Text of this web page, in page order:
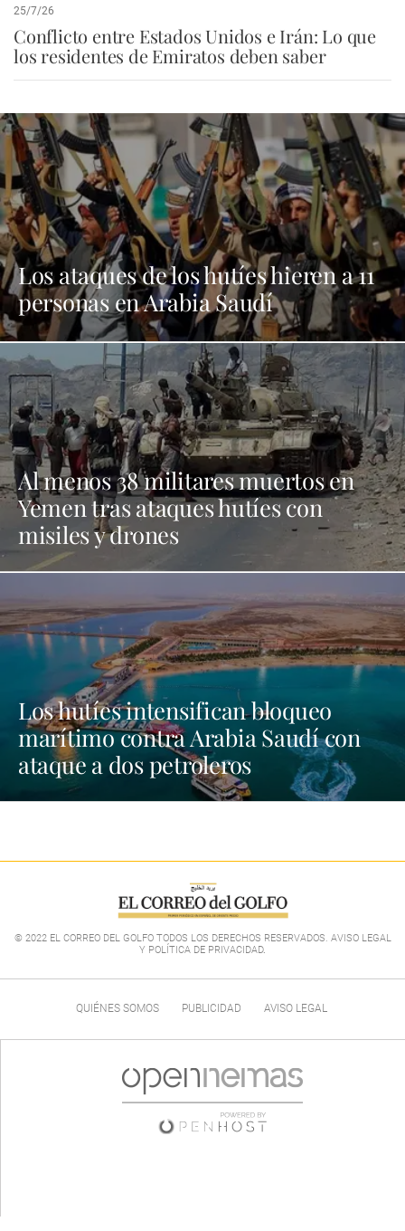
25/7/26
Conflicto entre Estados Unidos e Irán: Lo que
los residentes de Emiratos deben saber
Los ataques de los hutíes hieren a 11
personas en Arabia Saudí
Al menos 38 militares muertos en
Yemen tras ataques hutíes con
misiles y drones
Los hutíes intensifican bloqueo
marítimo contra Arabia Saudí con
ataque a dos petroleros
© 2022 EL CORREO DEL GOLFO TODOS LOS DERECHOS RESERVADOS. AVISO LEGAL
Y POLÍTICA DE PRIVACIDAD.
QUIÉNES SOMOS PUBLICIDAD AVISO LEGAL